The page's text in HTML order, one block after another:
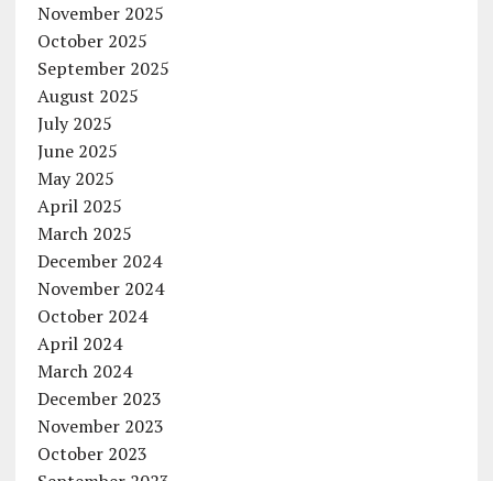
November 2025
October 2025
September 2025
August 2025
July 2025
June 2025
May 2025
April 2025
March 2025
December 2024
November 2024
October 2024
April 2024
March 2024
December 2023
November 2023
October 2023